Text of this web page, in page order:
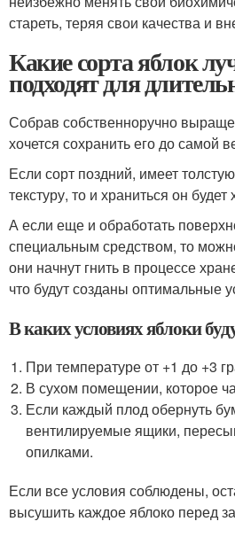
стареть, теряя свои качества и
Какие сорта яблок
подходят для
Собрав собственноручно
хочется сохранить его до самой
Если сорт поздний, имеет
текстуру, то и храниться он
А если еще и обработать
специальным средством, то
они начнут гнить в процессе
что будут созданы оптимальные
В каких условиях яблоки
При температуре от +1 до +3
В сухом помещении, которое
Если каждый плод обернуть
вентилируемые ящики,
опилками.
Если все условия соблюдены,
высушить каждое яблоко перед